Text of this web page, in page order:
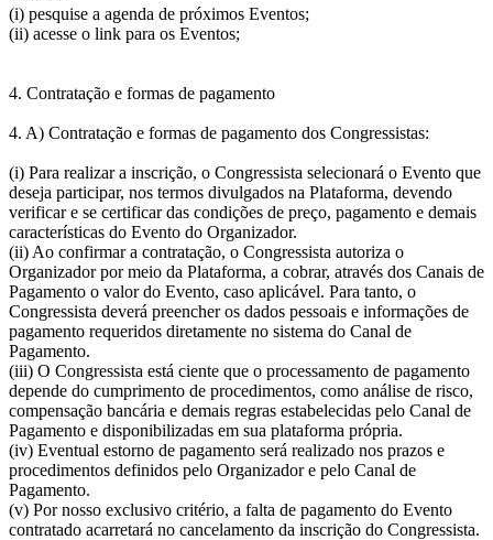
(i) pesquise a agenda de próximos Eventos;
(ii) acesse o link para os Eventos;
4. Contratação e formas de pagamento
4. A) Contratação e formas de pagamento dos Congressistas:
(i) Para realizar a inscrição, o Congressista selecionará o Evento que
deseja participar, nos termos divulgados na Plataforma, devendo
verificar e se certificar das condições de preço, pagamento e demais
características do Evento do Organizador.
(ii) Ao confirmar a contratação, o Congressista autoriza o
Organizador por meio da Plataforma, a cobrar, através dos Canais de
Pagamento o valor do Evento, caso aplicável. Para tanto, o
Congressista deverá preencher os dados pessoais e informações de
pagamento requeridos diretamente no sistema do Canal de
Pagamento.
(iii) O Congressista está ciente que o processamento de pagamento
depende do cumprimento de procedimentos, como análise de risco,
compensação bancária e demais regras estabelecidas pelo Canal de
Pagamento e disponibilizadas em sua plataforma própria.
(iv) Eventual estorno de pagamento será realizado nos prazos e
procedimentos definidos pelo Organizador e pelo Canal de
Pagamento.
(v) Por nosso exclusivo critério, a falta de pagamento do Evento
contratado acarretará no cancelamento da inscrição do Congressista.